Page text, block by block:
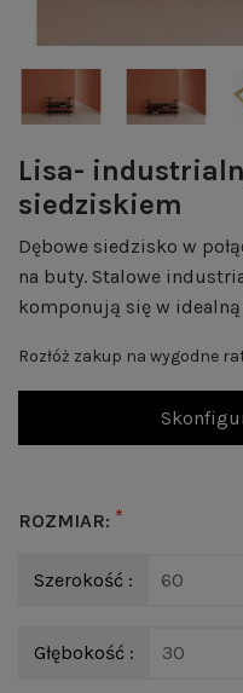
Lisa-
siedziskiem
Dębowe siedzisko w
na buty. Stalowe
komponują się w
Rozłóż zakup na wygodne
ROZMIAR: *
Szerokość : 60
Głębokość : 30